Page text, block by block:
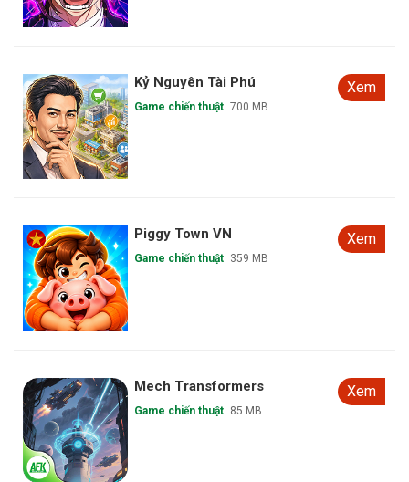
iHero Idle RPG
Game chiến thuật 333 MB
Xem
Tam Quốc Hợp Tướng
Game chiến thuật 288 MB
Xem
Eternal Silent Moon
Game chiến thuật 329 MB
Xem